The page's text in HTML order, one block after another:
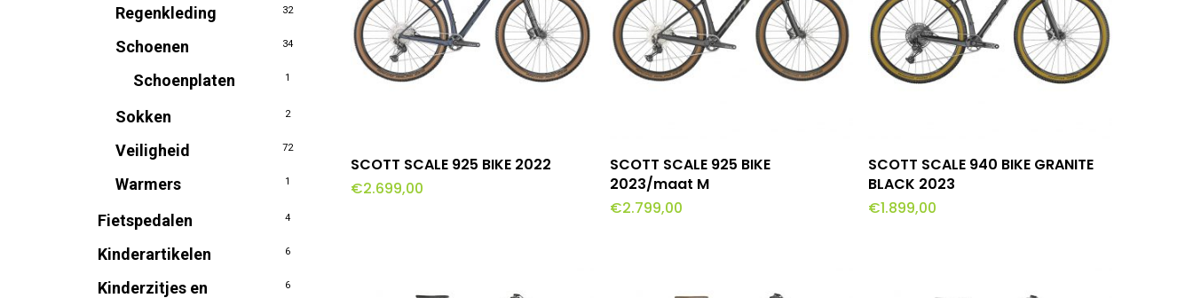
Regenkleding 32
Schoenen 34
Schoenplaten 1
Sokken 2
Veiligheid 72
Warmers 1
Fietspedalen 4
Kinderartikelen 6
Kinderzitjes en
6
kan
gekozen
worden
Opties Selecteren
product
SCOTT SCALE 925 BIKE 2022
€2.699,00
Toevoegen Aan Winkelwagen
SCOTT SCALE 925 BIKE
2023/maat M
€2.799,00
Opties Selecteren
product
heeft
SCOTT SCALE 940 BIKE GRANITE
BLACK 2023
€1.899,00